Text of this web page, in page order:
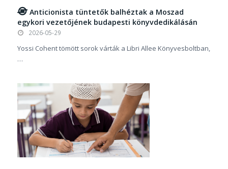
Anticionista tüntetők balhéztak a Moszad
egykori vezetőjének budapesti könyvdedikálásán
2026-05-29
Yossi Cohent tömött sorok várták a Libri Allee Könyvesboltban,
…